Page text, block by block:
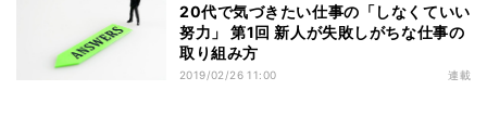
20代で気づきたい仕事の「しなくていい
努力」 第1回 新人が失敗しがちな仕事の
取り組み方
2019/02/26 11:00 連載